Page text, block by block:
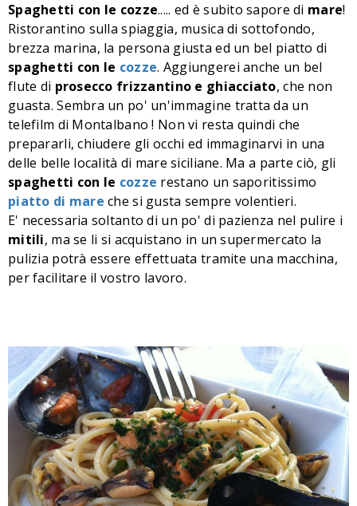
Spaghetti con le cozze..... ed è subito sapore di mare!
Ristorantino sulla spiaggia, musica di sottofondo,
brezza marina, la persona giusta ed un bel piatto di
spaghetti con le cozze. Aggiungerei anche un bel
flute di prosecco frizzantino e ghiacciato, che non
guasta. Sembra un po' un'immagine tratta da un
telefilm di Montalbano ! Non vi resta quindi che
prepararli, chiudere gli occhi ed immaginarvi in una
delle belle località di mare siciliane. Ma a parte ciò, gli
spaghetti con le cozze restano un saporitissimo
piatto di mare che si gusta sempre volentieri.
E' necessaria soltanto di un po' di pazienza nel pulire i
mitili, ma se li si acquistano in un supermercato la
pulizia potrà essere effettuata tramite una macchina,
per facilitare il vostro lavoro.